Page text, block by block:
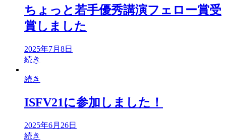
ちょっと若手優秀講演フェロー賞受
賞しました
2025年7月8日
続き
続き
ISFV21に参加しました！
2025年6月26日
続き